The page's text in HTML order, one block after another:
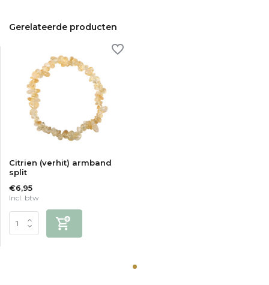
Gerelateerde producten
Citrien (verhit) armband
split
€6,95
Incl. btw